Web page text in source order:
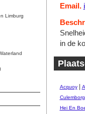
Limburg
Email.
in de
Acquoy|
Culemborg
Hei En